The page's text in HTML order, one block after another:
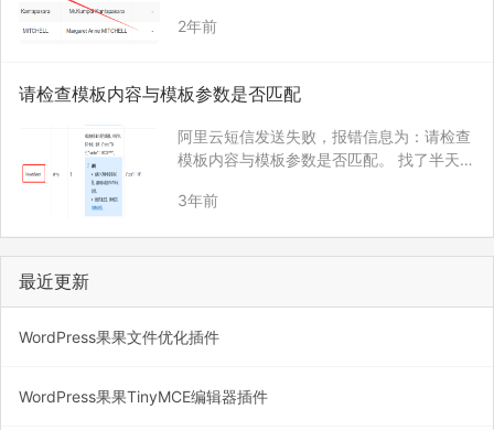
chParams(window.location.search.replac
2年前
请检查模板内容与模板参数是否匹配
阿里云短信发送失败，报错信息为：请检查
模板内容与模板参数是否匹配。 找了半天，
数都是大写字母开头，实际使用中却是小写
3年前
最近更新
WordPress果果文件优化插件
WordPress果果TinyMCE编辑器插件